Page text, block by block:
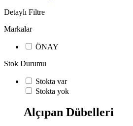
Detaylı Filtre
Markalar
ÖNAY
Stok Durumu
Stokta var
Stokta yok
Alçıpan Dübelleri